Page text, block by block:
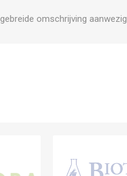
omschrijving aanwezig